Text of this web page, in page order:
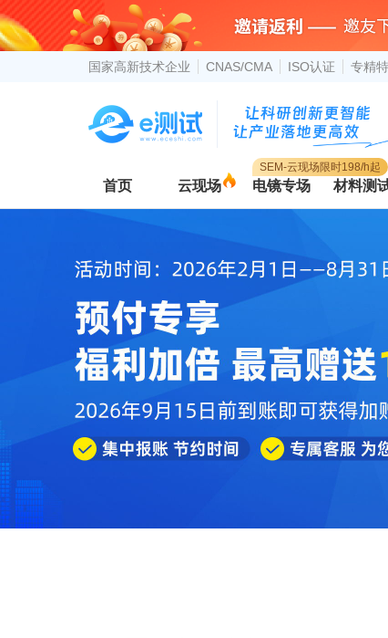
国家高新技术企业 CNAS/CMA ISO认证 专精
首页 云现场 电镜专场
SEM-云现场限时198/h起
材料测